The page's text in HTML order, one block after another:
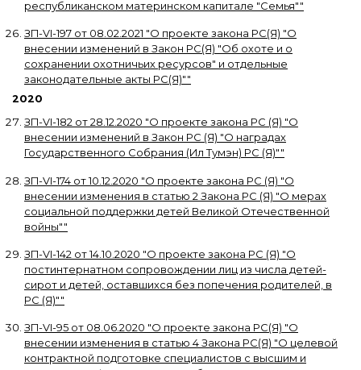
республиканском материнском капитале "Семья""
ЗП-VI-197 от 08.02.2021 "О проекте закона РС(Я) "О
внесении изменений в Закон РС(Я) "Об охоте и о
сохранении охотничьих ресурсов" и отдельные
законодательные акты РС(Я)""
2020
ЗП-VI-182 от28.12.2020 "О проекте закона РС (Я) "О
внесении изменений в Закон РС (Я) "О наградах
Государственного Собрания (Ил Тумэн) РС (Я)""
ЗП-VI-174 от10.12.2020 "О проекте закона РС (Я) "О
внесении изменения в статью 2 Закона РС (Я) "О мерах
социальной поддержки детей Великой Отечественной
войны""
ЗП-VI-142 от14.10.2020 "О проекте закона РС (Я) "О
постинтернатном сопровождении лиц из числа детей-
сирот и детей, оставшихся без попечения родителей, в
РС (Я)""
ЗП-VI-95 от 08.06.2020 "О проекте закона РС(Я) "О
внесении изменения в статью 4 Закона РС(Я) "О целевой
контрактной подготовке специалистов с высшим и